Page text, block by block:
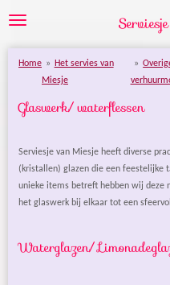
Ga
naar
hoofdinhoud
Home »
Het servies van
Miesje
»
Glaswerk/ waterflessen
Serviesje van Miesje heeft diverse
(kristallen) glazen die een feestelijke
unieke items betreft hebben wij deze
het glaswerk bij elkaar tot een
Waterglazen/